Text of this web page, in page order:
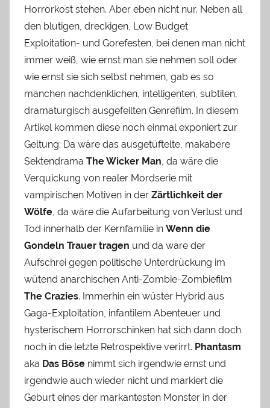
Horrorkost stehen. Aber eben nicht nur. Neben all
den blutigen, dreckigen, Low Budget
Exploitation- und Gorefesten, bei denen man nicht
immer weiß, wie ernst man sie nehmen soll oder
wie ernst sie sich selbst nehmen, gab es so
manchen nachdenklichen, intelligenten, subtilen,
dramaturgisch ausgefeilten Genrefilm. In diesem
Artikel kommen diese noch einmal exponiert zur
Geltung: Da wäre das ausgetüftelte, makabere
Sektendrama The Wicker Man, da wäre die
Verquickung von realer Mordserie mit
vampirischen Motiven in der Zärtlichkeit der
Wölfe, da wäre die Aufarbeitung von Verlust und
Tod innerhalb der Kernfamilie in Wenn die
Gondeln Trauer tragen und da wäre der
Aufschrei gegen politische Unterdrückung im
wütend anarchischen Anti-Zombie-Zombiefilm
The Crazies. Immerhin ein wüster Hybrid aus
Gaga-Exploitation, infantilem Abenteuer und
hysterischem Horrorschinken hat sich dann doch
noch in die letzte Retrospektive verirrt. Phantasm
aka Das Böse nimmt sich irgendwie ernst und
irgendwie auch wieder nicht und markiert die
Geburt eines der markantesten Monster in der